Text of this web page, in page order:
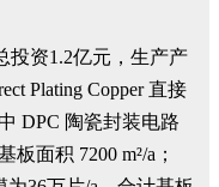
投资1.2亿元，生产产
Plating Copper 直接
DPC 陶瓷封装电路
面积 7200 m²/a；